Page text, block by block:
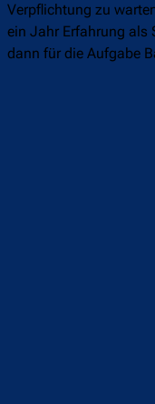
Verpflichtung zu
ein Jahr Erfahrung als
dann für die Aufgabe